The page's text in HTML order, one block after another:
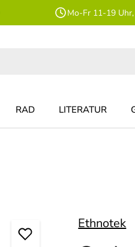
Mo-Fr 11-19
RAD LITERATUR
Ethnotek